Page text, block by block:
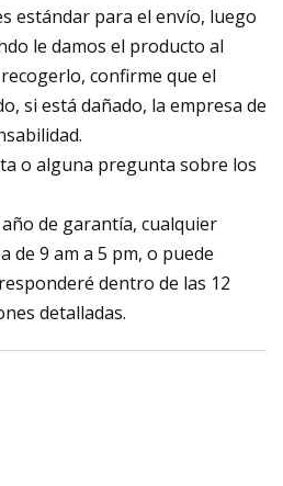
estándar para el envío, luego
le damos el producto al
confirme que el
si está dañado, la empresa de
o alguna pregunta sobre los
de garantía, cualquier
de 9 am a 5 pm, o puede
dentro de las 12
detalladas.